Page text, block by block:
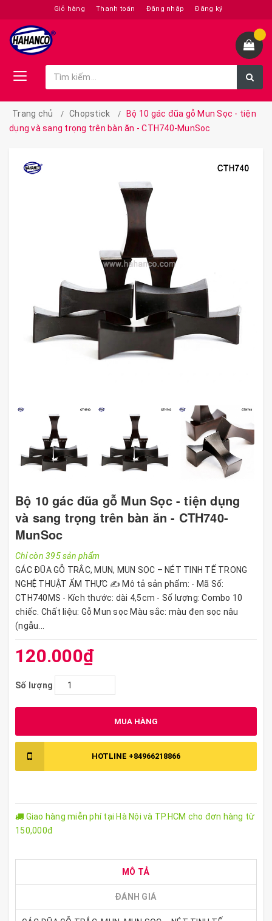
Giỏ hàng Thanh toán Đăng nhập Đăng ký
Trang chủ Chopstick
Bộ 10 gác đũa gỗ Mun Sọc - tiện
dụng và sang trọng trên bàn ăn - CTH740-MunSoc
Bộ 10 gác đũa gỗ Mun Sọc - tiện dụng
và sang trọng trên bàn ăn - CTH740-
MunSoc
Chỉ còn 395 sản phẩm
GÁC ĐŨA GỖ TRẮC, MUN, MUN SỌC – NÉT TINH TẾ TRONG
NGHỆ THUẬT ẨM THỰC ✍️ Mô tả sản phẩm: - Mã Số:
CTH740MS - Kích thước: dài 4,5cm - Số lượng: Combo 10
chiếc. Chất liệu: Gỗ Mun sọc Màu sắc: màu đen sọc nâu
(ngẫu...
120.000₫
Số lượng
MUA HÀNG
HOTLINE +84966218866
Giao hàng miễn phí tại Hà Nội và TP.HCM cho đơn hàng từ
150,000đ
MÔ TẢ
ĐÁNH GIÁ